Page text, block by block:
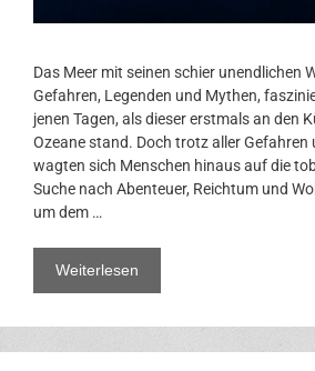
Das Meer mit seinen schier unendlichen
Gefahren, Legenden und Mythen,
jenen Tagen, als dieser erstmals an den
Ozeane stand. Doch trotz aller Gefahren
wagten sich Menschen hinaus auf die
Suche nach Abenteuer, Reichtum und
um dem …
Weiterlesen